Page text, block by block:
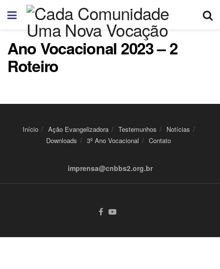
Ano Vocacional 2023 – 2
Roteiro
Início Ação Evangelizadora Testemunhos
Notícias
Downloads
3º Ano Vocacional Contato
imprensa@cnbbs2.org.br